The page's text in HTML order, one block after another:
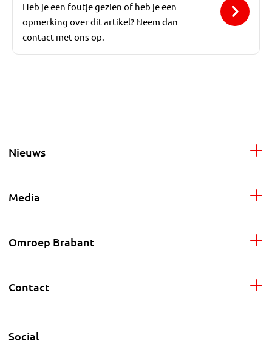
Heb je een foutje gezien of heb je een
opmerking over dit artikel? Neem dan
contact met ons op.
Nieuws
Media
Omroep Brabant
Contact
Social